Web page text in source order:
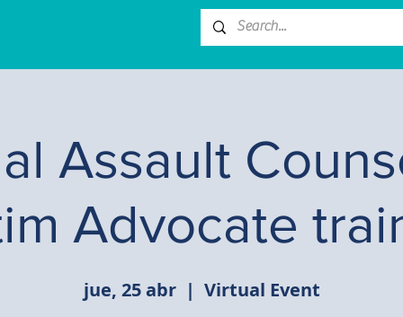
Assault
Advocate
jue, 25 abr
  |
Virtual Event